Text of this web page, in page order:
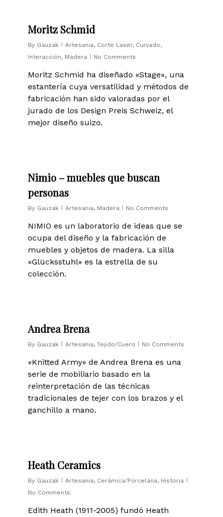
Moritz Schmid
By Gauzak Artesania, Corte Laser, Curvado,
Interacción, Madera No Comments
Moritz Schmid ha diseñado «Stage», una
estantería cuya versatilidad y métodos de
fabricación han sido valoradas por el
jurado de los Design Preis Schweiz, el
mejor diseño suizo.
Nimio – muebles que buscan
personas
By Gauzak Artesania, Madera No Comments
NIMIO es un laboratorio de ideas que se
ocupa del diseño y la fabricación de
muebles y objetos de madera. La silla
«Glücksstuhl» es la estrella de su
colección.
Andrea Brena
By Gauzak Artesania,Tejido/Cuero No Comments
«Knitted Army» de Andrea Brena es una
serie de mobiliario basado en la
reinterpretación de las técnicas
tradicionales de tejer con los brazos y el
ganchillo a mano.
Heath Ceramics
By Gauzak Artesania, Cerámica/Porcelana, Historia
No Comments
Edith Heath (1911-2005) fundó Heath